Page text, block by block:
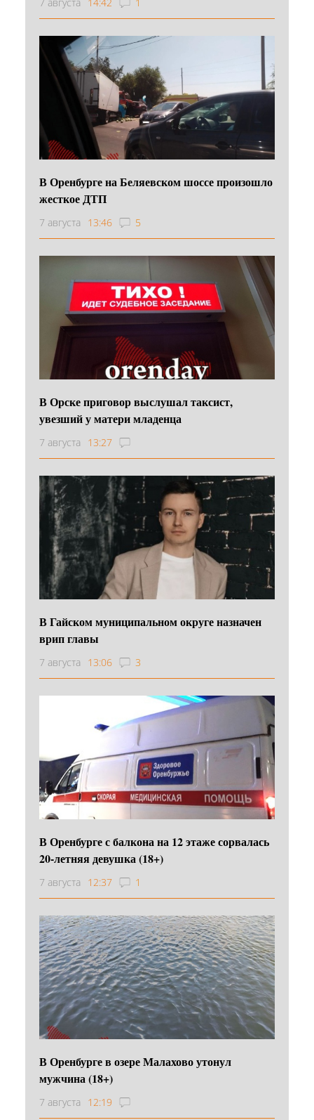
В Оренбурге на Беляевском шоссе произошло
жесткое ДТП
7 августа 13:46 5
В Орске приговор выслушал таксист,
увезший у матери младенца
7 августа 13:27
В Гайском муниципальном округе назначен
врип главы
7 августа 13:06 3
В Оренбурге с балкона на 12 этаже сорвалась
20-летняя девушка (18+)
7 августа 12:37 1
В Оренбурге в озере Малахово утонул
мужчина (18+)
7 августа 12:19